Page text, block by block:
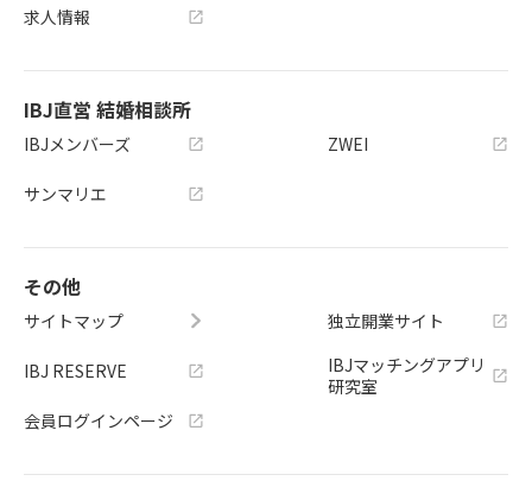
求人情報
IBJ直営 結婚相談所
IBJメンバーズ
サンマリエ
ZWEI
その他
サイトマップ
IBJ RESERVE
会員ログインページ
独立開業サイト
IBJマッチングアプリ
研究室